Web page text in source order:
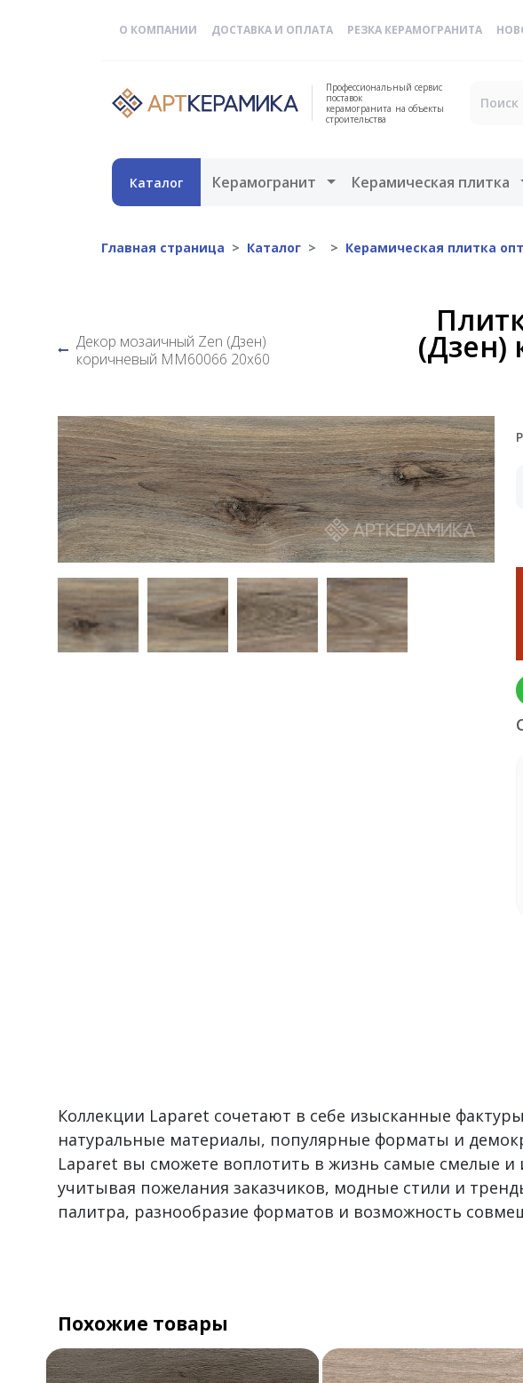
О КОМПАНИИ ДОСТАВКА И ОПЛАТА РЕЗКА КЕРАМОГРАНИТА
Профессиональный сервис
поставок
керамогранита на объекты
строительства
Каталог Керамогранит Открыть меню
Керамическая плитка
Главная страница Каталог Керамическая плитка
Декор мозаичный Zen (Дзен)
коричневый MM60066 20х60
(Дзен)
Коллекции Laparet сочетают в себе изысканные
натуральные материалы, популярные форматы и
Laparet вы сможете воплотить в жизнь самые смелые и
учитывая пожелания заказчиков, модные стили и
палитра, разнообразие форматов и возможность
Похожие товары